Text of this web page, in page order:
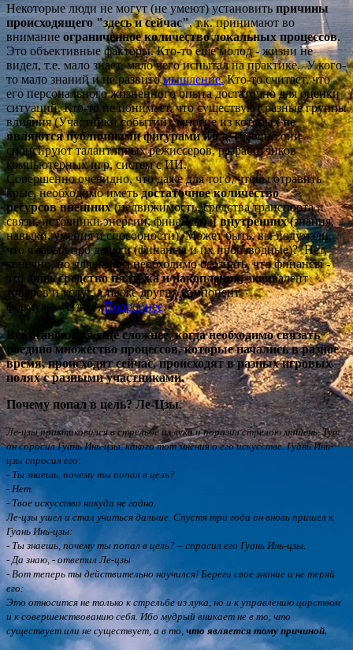
Некоторые люди не могут (не умеют) установить причины
происходящего "здесь и сейчас", т.к. принимают во
внимание ограниченное количество локальных процессов.
Это объективные факторы. Кто-то еще молод - жизни не
видел, т.е. мало знает, мало чего испытал на практике. У кого-
то мало знаний ине развитомышление.Кто-то считает, что
его персонального жизненного опыта достаточно для оценки
ситуаций. Кто-то не понимает, что существуют разные группы
влияния (Участники событий), многие из которыхне
являются публичными фигурамии т.д. Именно они
спонсируют талантливых режиссеров, разработчиков
компьютерных игр, систем с ИИ.
Совершенно очевидно, что даже для того, чтобы отравить
крыс, необходимо иметьдостаточное количество
ресурсов внешних(недвижимость, средства транспорта и
связи, источники энергии, финансы) ивнутренних(знания,
навыки, умения и способности). Может быть, вы подумали,
что я забыл про деньги (финансы и их производные)? Нет,
конечно, но для начала необходимо осознать, что финансы -
это лишьсредство платежа и накопления,эквивалент
товаров и услуг, а также других компонент
формулы «11πR».Подробнее.
Все становится еще сложнее, когда необходимо связать
воединомножество процессов, которые начались в разное
время, происходят сейчас, происходят в разных игровых
полях с разными участниками.
Почему попал в цель? Ле-Цзы.
Ле-цзы практиковался в стрельбе из лука и поразил стрелою мишень. Тут
он спросил Гуань Инь-цзы, какого тот мнения о его искусстве. Гуань Инь-
цзы спросил его:
- Ты знаешь, почему ты попал в цель?
- Нет.
- Твое искусство никуда не годно.
Ле-цзы ушел и стал учиться дальше. Спустя три года он вновь пришел к
Гуань Инь-цзы:
- Ты знаешь, почему ты попал в цель? – спросил его Гуань Инь-цзы.
- Да знаю, - ответил Ле-цзы
- Вот теперь ты действительно научился! Береги свое знание и не теряй
его:
Это относится не только к стрельбе из лука, но и к управлению царством
и к совершенствованию себя. Ибо мудрый вникает не в то, что
существует или не существует, а в то, что является тому причиной.